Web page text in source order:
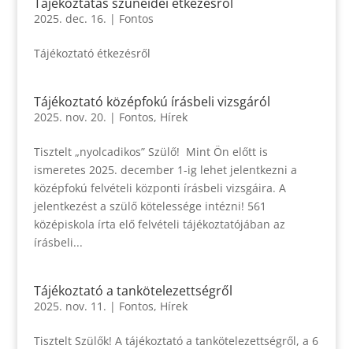
2025. dec. 16. | Fontos
Tájékoztató étkezésről
Tájékoztató középfokú írásbeli vizsgáról
2025. nov. 20. | Fontos, Hírek
Tisztelt „nyolcadikos” Szülő! Mint Ön előtt is
ismeretes 2025. december 1-ig lehet jelentkezni a
középfokú felvételi központi írásbeli vizsgáira. A
jelentkezést a szülő kötelessége intézni! 561
középiskola írta elő felvételi tájékoztatójában az
írásbeli...
Tájékoztató a tankötelezettségről
2025. nov. 11. | Fontos, Hírek
Tisztelt Szülők! A tájékoztató a tankötelezettségről, a 6